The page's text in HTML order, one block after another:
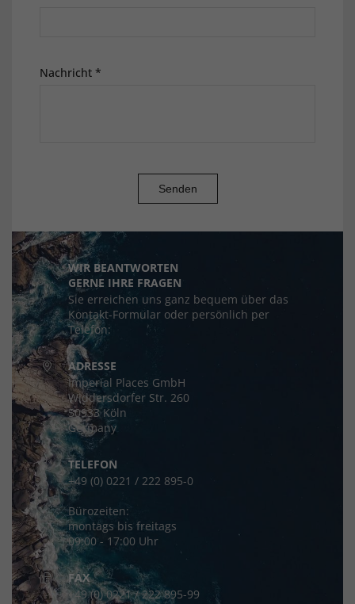
Nachricht *
Senden
WIR BEANTWORTEN
GERNE IHRE FRAGEN
Sie erreichen uns ganz bequem über das
Kontakt-Formular oder persönlich per
Telefon:
ADRESSE
Imperial Places GmbH
Widdersdorfer Str. 260
50933 Köln
Germany
TELEFON
+49 (0) 0221 / 222 895-0
Bürozeiten:
montags bis freitags
09:00 - 17:00 Uhr
FAX
+49 (0) 0221 / 222 895-99